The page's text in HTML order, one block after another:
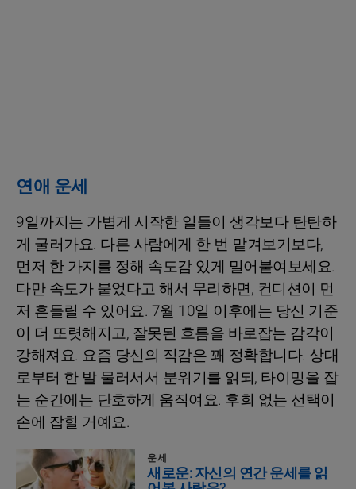
연애 운세
9일까지는 가볍게 시작한 일들이 생각보다 탄탄하
게 굴러가요. 다른 사람에게 한 번 맡겨보기보다,
먼저 한 가지를 정해 속도감 있게 밀어붙여보세요.
다만 속도가 붙었다고 해서 무리하면, 컨디션이 먼
저 흔들릴 수 있어요. 7월 10일 이후에는 당신 기준
이 더 또렷해지고, 잘못된 흐름을 바로잡는 감각이
강해져요. 요즘 당신의 직감은 꽤 정확합니다. 상대
로부터 한 발 물러서서 분위기를 읽되, 타이밍을 잡
는 순간에는 단호하게 움직여요. 후회 없는 선택이
손에 잡힐 거예요.
운세
새로운: 자신의 연간 운세를 읽